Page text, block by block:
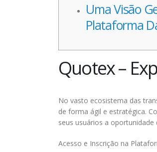
Uma Visão
Plataforma
Quotex –
No vasto ecosistema das
de forma ágil e estratégica.
seus usuários a
Acesso e Inscrição na